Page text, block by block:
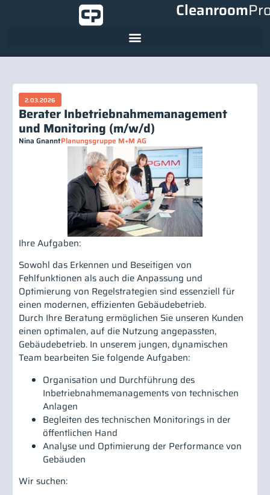
Cleanroom
2.03.2026
Berater Inbetriebnahmemanagement
und Monitoring (m/w/d)
Nina GnanntPlanungsgruppe M+M AG
Ihre Aufgaben:
Sowohl das Erkennen und Beseitigen von
Fehlfunktionen als auch die Anpassung und
Optimierung von Regelstrategien sind essenziell für
einen modernen, effizienten Gebäudebetrieb.
Durch Ihre Beratung ermöglichen Sie unseren Kunden
einen optimalen, auf die Nutzung angepassten,
Gebäudebetrieb. In unserem jungen, dynamischen
Team bearbeiten Sie folgende Aufgaben:
Organisation und Durchführung des
Inbetriebnahmemanagements von technischen
Anlagen
Begleiten des technischen Monitorings in der
öffentlichen Hand
Analyse und Optimierung der Performance von
Gebäuden
Wir suchen: